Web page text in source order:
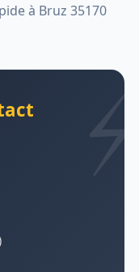
à Bruz 35170